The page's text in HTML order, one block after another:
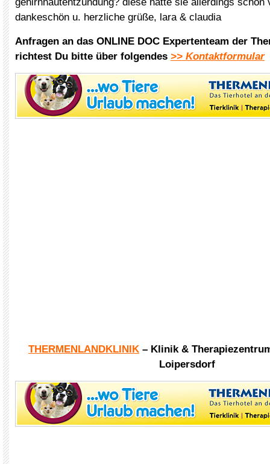
dankeschön u. herzliche grüße, lara & claudia
Anfragen an das ONLINE DOC Expertenteam der
richtest Du bitte über folgendes >> Kontaktformular
THERMENLANDKLINIK – Klinik &
Loipersdorf